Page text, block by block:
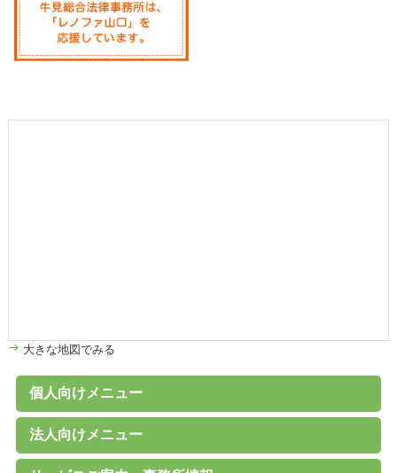
大きな地図でみる
個人向けメニュー
個人のお客様へ
家計診断・ライフプランアドバイス
債務整理（任意整理、個人再生、破産、過払い金の取戻し）
離婚その他家族の問題
高齢者の財産管理（後見、保佐、補助など）
遺言書作成、遺産分割、相続税対策
交通事故、その他各種事故
労働問題
（未払賃金、不当解雇、労災など）
その他の民事事件
刑事事件 （刑事弁護、被害者支援、告訴）
B型肝炎給付金
C型肝炎給付金
石綿（アスベスト）賠償金
破産に関するQ&A
過払い金に関するQ&A
離婚に関するQ&A
交通事故に関するQ&A
法人向けメニュー